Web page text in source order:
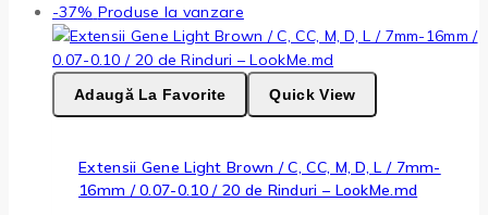
-37% Produse la vanzare
Adaugă La Favorite Quick View
Extensii Gene Light Brown / C, CC, M, D, L / 7mm-
16mm / 0.07-0.10 / 20 de Rinduri – LookMe.md